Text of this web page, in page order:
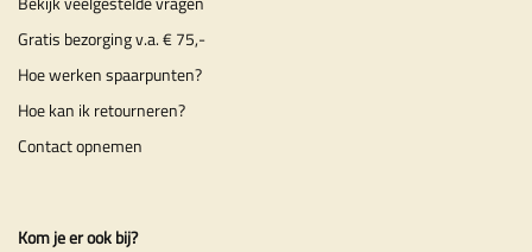
Gratis bezorging v.a. € 75,-
Hoe werken spaarpunten?
Hoe kan ik retourneren?
Contact opnemen
Kom je er ook bij?